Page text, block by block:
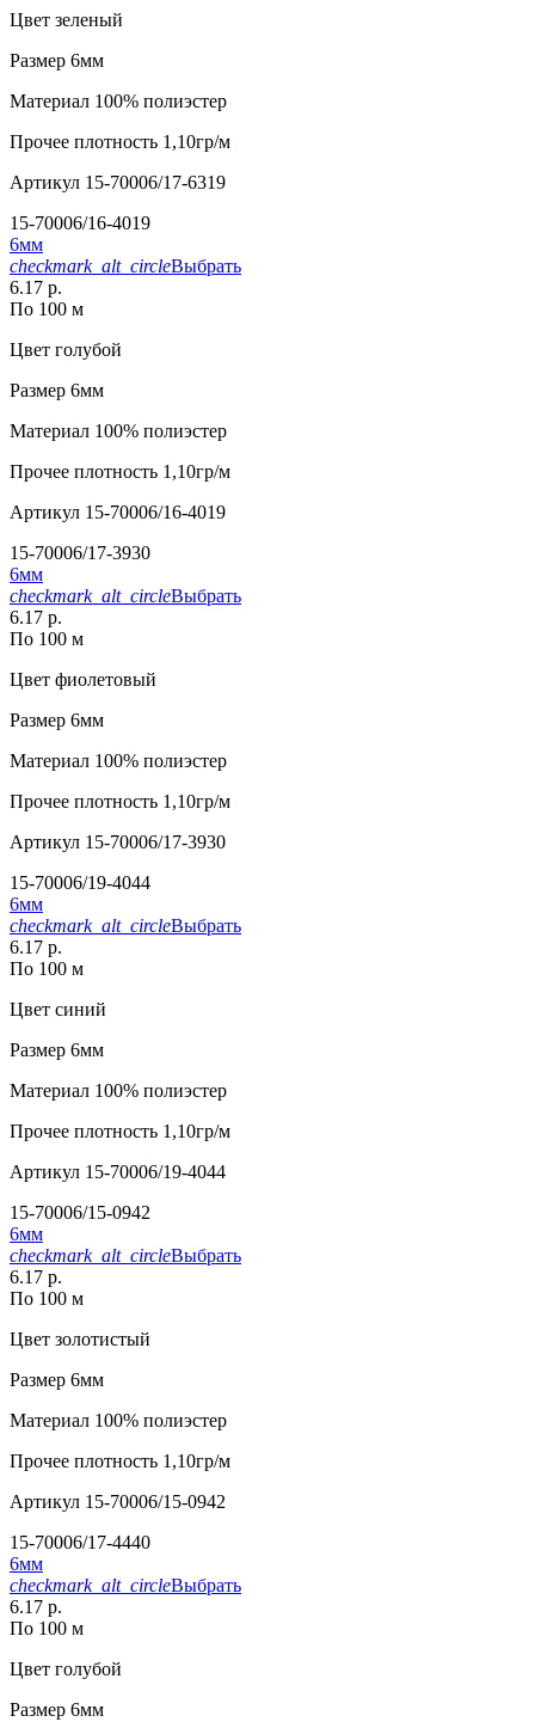
Цвет зеленый
Размер 6мм
Материал 100% полиэстер
Прочее плотность 1,10гр/м
Артикул 15-70006/17-6319
15-70006/16-4019
6мм
checkmark_alt_circleВыбрать
6.17 р.
По 100 м
Цвет голубой
Размер 6мм
Материал 100% полиэстер
Прочее плотность 1,10гр/м
Артикул 15-70006/16-4019
15-70006/17-3930
6мм
checkmark_alt_circleВыбрать
6.17 р.
По 100 м
Цвет фиолетовый
Размер 6мм
Материал 100% полиэстер
Прочее плотность 1,10гр/м
Артикул 15-70006/17-3930
15-70006/19-4044
6мм
checkmark_alt_circleВыбрать
6.17 р.
По 100 м
Цвет синий
Размер 6мм
Материал 100% полиэстер
Прочее плотность 1,10гр/м
Артикул 15-70006/19-4044
15-70006/15-0942
6мм
checkmark_alt_circleВыбрать
6.17 р.
По 100 м
Цвет золотистый
Размер 6мм
Материал 100% полиэстер
Прочее плотность 1,10гр/м
Артикул 15-70006/15-0942
15-70006/17-4440
6мм
checkmark_alt_circleВыбрать
6.17 р.
По 100 м
Цвет голубой
Размер 6мм